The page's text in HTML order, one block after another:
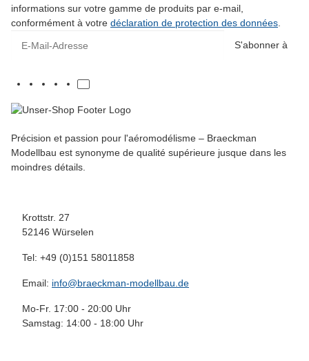
informations sur votre gamme de produits par e-mail,
conformément à votre déclaration de protection des données
S'abonner à
Précision et passion pour l'aéromodélisme – Braeckman
Modellbau est synonyme de qualité supérieure jusque dans les
moindres détails.
Krottstr. 27
52146 Würselen
Tel: +49 (0)151 58011858
Email: info@braeckman-modellbau.de
Mo-Fr. 17:00 - 20:00 Uhr
Samstag: 14:00 - 18:00 Uhr